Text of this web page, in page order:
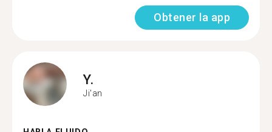
Obtener la app
Y.
Ji'an